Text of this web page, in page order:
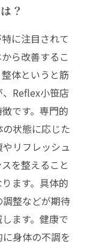
？
に注目されて
ら改善するこ
体というと筋
Reflex小笹店
です。専門的
状態に応じた
リフレッシュ
を整えること
ます。具体的
整などが期待
ます。健康で
身体の不調を